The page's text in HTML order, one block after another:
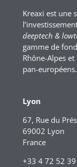
Kreaxi est une
deeptech &
gamme de
Rhône-Alpes
pan-européens.
Lyon
67, Rue du
69002 Lyon
France
+33 4 72 52